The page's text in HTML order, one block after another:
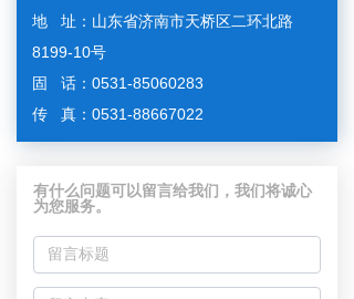
地 址：山东省济南市天桥区二环北路
8199-10号
固 话：0531-85060283
传 真：0531-88667022
有什么问题可以留言给我们，我们将诚心
为您服务。